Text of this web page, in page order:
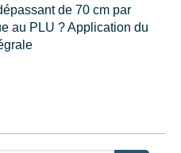
de 70 cm par
au PLU ? Application du